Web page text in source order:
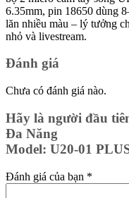
6.35mm, pin 18650 dùng
lăn nhiều màu – lý tưởng
nhỏ và livestream.
Đánh giá
Chưa có đánh giá nào.
Hãy là người đầu
Đa Năng
Model: U20-01
Đánh giá của bạn *